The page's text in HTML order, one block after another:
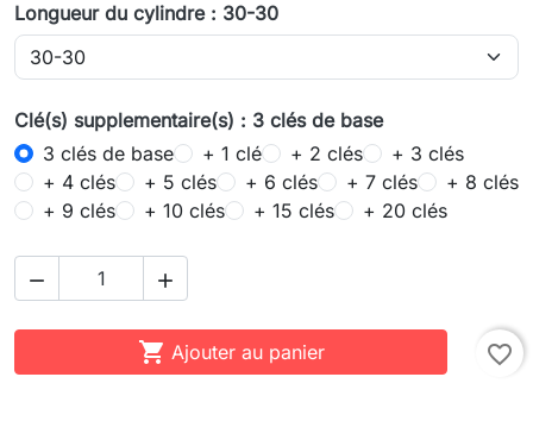
Longueur du cylindre : 30-30
Clé(s) supplementaire(s) : 3 clés de base
3 clés de base
+ 1 clé + 2 clés
+ 3 clés
+ 4 clés
+ 5 clés + 6 clés + 7 clés
+ 8 clés
+ 9 clés
+ 10 clés + 15 clés + 20 clés
 
 Ajouter au panier favorite_border